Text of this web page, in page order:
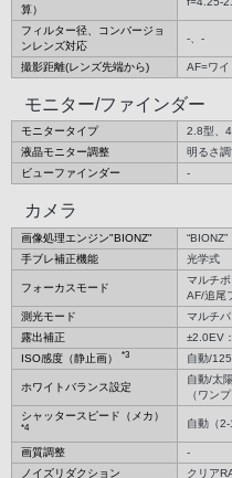
算）
フィルター径、コンバージョ
ンレンズ対応
-、-
撮影距離(レンズ先端から) AF=ワ
モニター/ファインダー
モニタータイプ
2.8型、
液晶モニター調整
明るさ
ビューファインダー
-
カメラ
画像処理エンジン"BIONZ"
“BIONZ”
手ブレ補正機能
光学式
フォーカスモード
マルチ
AF/追尾
測光モード
マルチ
露出補正
±2.0EV
ISO感度（静止画）
*3 自動/
ホワイトバランス設定
自動/太
（ワン
シャッタースピード（メカ）
*4 自動（
画質調整
-
ノイズリダクション
クリア